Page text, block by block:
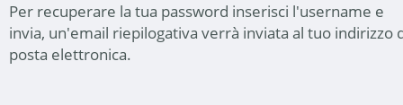
Per recuperare la tua password inserisci l'username e
invia, un'email riepilogativa verrà inviata al tuo indirizzo
posta elettronica.